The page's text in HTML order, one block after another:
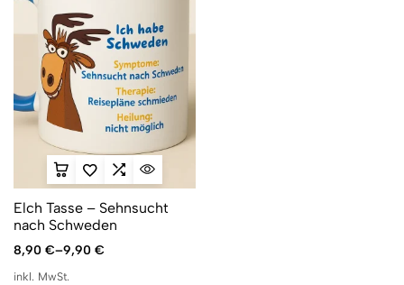
Elch Tasse – Sehnsucht
nach Schweden
8,90 €–9,90 €
inkl. MwSt.